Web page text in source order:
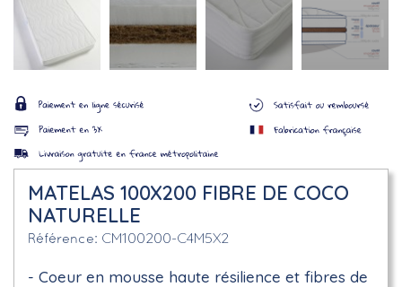
MATELAS 100X200 FIBRE DE COCO
NATURELLE
Référence CM100200-C4M5X2
Coeur en mousse haute résilience et fibres de